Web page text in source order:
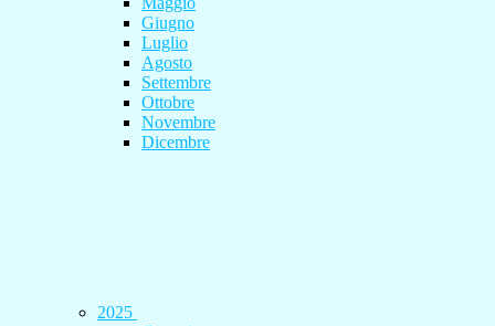
Giugno
Luglio
Agosto
Settembre
Ottobre
Novembre
Dicembre
2025